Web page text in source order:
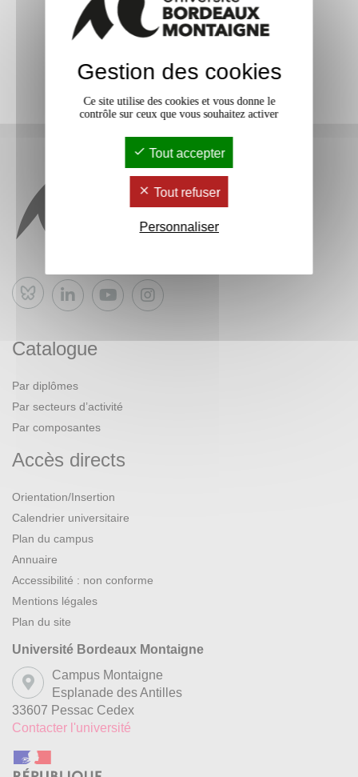
Bluesky
Catalogue
Par diplômes
Par secteurs d’activité
Par composantes
Accès directs
Orientation/Insertion
Calendrier universitaire
Plan du campus
Annuaire
Accessibilité : non conforme
Mentions légales
Plan du site
Université Bordeaux Montaigne
Campus Montaigne
Esplanade des Antilles
33607 Pessac Cedex
Contacter l'université
Gestion des cookies
Ce site utilise des cookies et vous donne le
contrôle sur ceux que vous souhaitez activer
Tout accepter
Tout refuser
Personnaliser